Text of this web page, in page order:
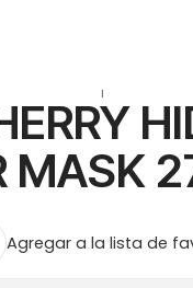
|
MASK
Agregar a la lista de